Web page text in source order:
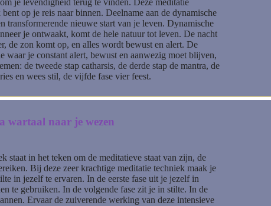
op je reis naar binnen. Deelname aan de dynamische
transformerende nieuwe start van je leven. Dynamische
je ontwaakt, komt de hele natuur tot leven. De nacht
de zon komt op, en alles wordt bewust en alert. De
waar je constant alert, bewust en aanwezig moet blijven,
de tweede stap catharsis, de derde stap de mantra, de
en wees stil, de vijfde fase vier feest.
wartaal naar je wezen
staat in het teken om de meditatieve staat van zijn, de
Bij deze zeer krachtige meditatie techniek maak je
in jezelf te ervaren. In de eerste fase uit je jezelf in
te gebruiken. In de volgende fase zit je in stilte. In de
Ervaar de zuiverende werking van deze intensieve